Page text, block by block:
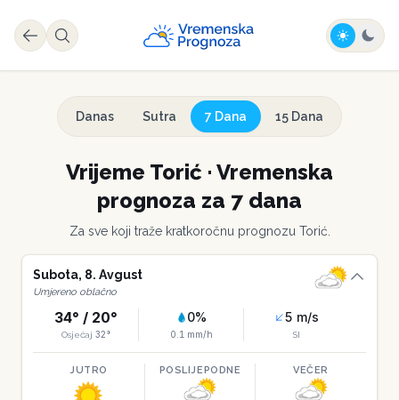
Danas Sutra 7 Dana 15 Dana
Vrijeme Torić · Vremenska
prognoza za 7 dana
Za sve koji traže kratkoročnu prognozu Torić
Subota, 8. Avgust
Umjereno oblačno
34° / 20°
Osjećaj 32°
0%
0.1 mm/h
5 m/s
SI
JUTRO POSLIJEPODNE VEČER